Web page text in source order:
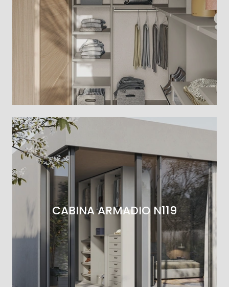
CABINA ARMADIO N119